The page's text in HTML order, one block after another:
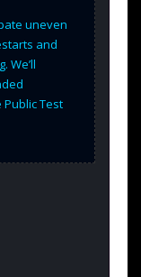
uneven
and
We’ll
Test